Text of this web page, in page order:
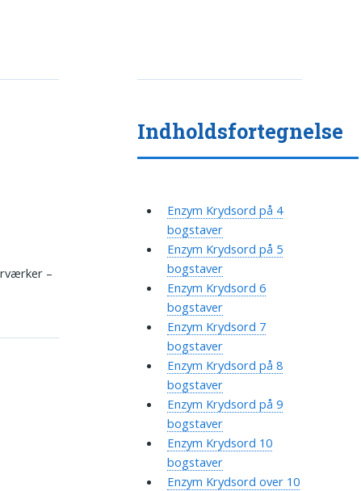
–
Indholdsfortegnelse
Enzym Krydsord på 4
bogstaver
Enzym Krydsord på 5
bogstaver
Enzym Krydsord 6
bogstaver
Enzym Krydsord 7
bogstaver
Enzym Krydsord på 8
bogstaver
Enzym Krydsord på 9
bogstaver
Enzym Krydsord 10
bogstaver
Enzym Krydsord over 10